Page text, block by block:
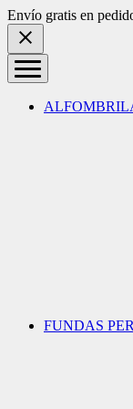
Skip to content
Envío gratis en
FUNDAS